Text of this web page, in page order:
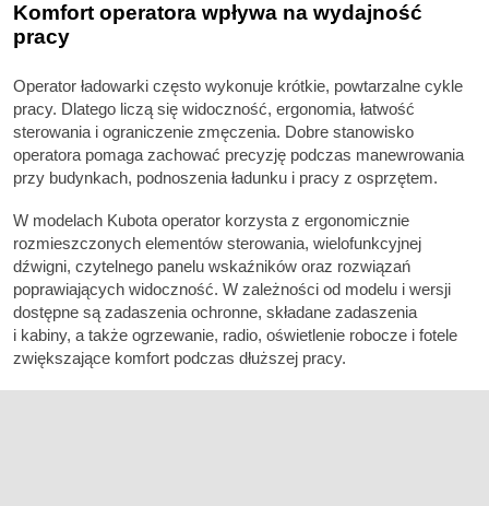
Komfort operatora wpływa na wydajność
pracy
Operator ładowarki często wykonuje krótkie, powtarzalne cykle
pracy. Dlatego liczą się widoczność, ergonomia, łatwość
sterowania i ograniczenie zmęczenia. Dobre stanowisko
operatora pomaga zachować precyzję podczas manewrowania
przy budynkach, podnoszenia ładunku i pracy z osprzętem.
W modelach Kubota operator korzysta z ergonomicznie
rozmieszczonych elementów sterowania, wielofunkcyjnej
dźwigni, czytelnego panelu wskaźników oraz rozwiązań
poprawiających widoczność. W zależności od modelu i wersji
dostępne są zadaszenia ochronne, składane zadaszenia
i kabiny, a także ogrzewanie, radio, oświetlenie robocze i fotele
zwiększające komfort podczas dłuższej pracy.